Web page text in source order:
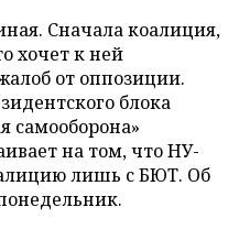
Сначала коалиция,
хочет к ней
от оппозиции.
блока
самооборона»
на том, что НУ-
лишь с БЮТ. Об